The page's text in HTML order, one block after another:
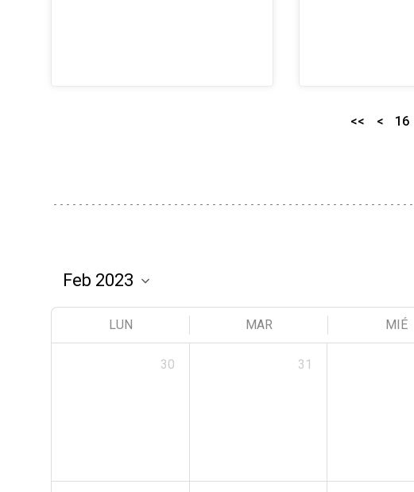
<< < 16
LUN MAR MIÉ
30 31